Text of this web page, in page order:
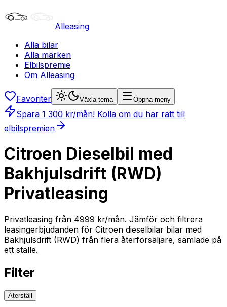
Alleasing
Alla bilar
Alla märken
Elbilspremie
Om Alleasing
Favoriter Växla tema Öppna meny
Spara 1 300 kr/mån! Kolla om du har rätt till
elbilspremien
Citroen Dieselbil med
Bakhjulsdrift (RWD)
Privatleasing
Privatleasing från 4999 kr/mån. Jämför och filtrera
leasingerbjudanden för Citroen dieselbilar bilar med
Bakhjulsdrift (RWD) från flera återförsäljare, samlade på
ett ställe.
Filter
Återställ